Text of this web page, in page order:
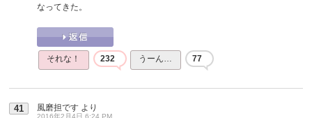
なってきた。
それな！ 232 うーん… 77
41 風磨担です より
2016年2月4日 6:24 PM